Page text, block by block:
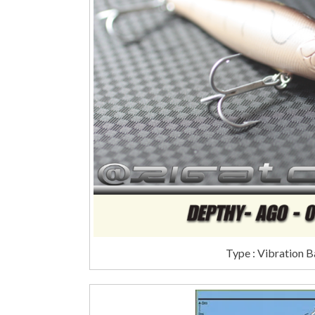
Type : Vibration